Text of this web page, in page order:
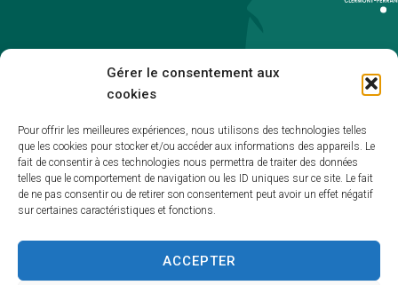
Gérer le consentement aux
cookies
Pour offrir les meilleures expériences, nous utilisons des technologies telles
que les cookies pour stocker et/ou accéder aux informations des appareils. Le
fait de consentir à ces technologies nous permettra de traiter des données
telles que le comportement de navigation ou les ID uniques sur ce site. Le fait
de ne pas consentir ou de retirer son consentement peut avoir un effet négatif
sur certaines caractéristiques et fonctions.
ACCEPTER
Accessibilité